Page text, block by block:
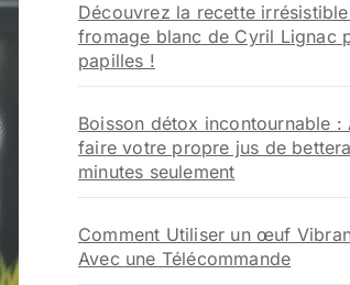
Découvrez la recette
fromage blanc de Cyril Lignac
papilles !
Boisson détox incontournable :
faire votre propre jus de
minutes seulement
Comment Utiliser un œuf
Avec une Télécommande